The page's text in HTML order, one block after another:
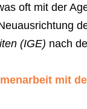
oft mit der
(IGE) nach
mit